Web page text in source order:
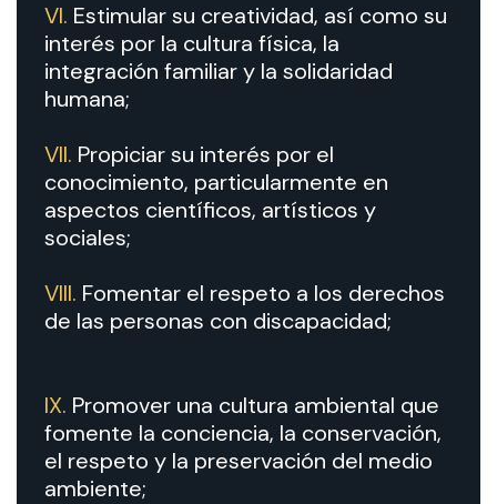
VI. Estimular su creatividad, así como su
interés por la cultura física, la
integración familiar y la solidaridad
humana;
VII. Propiciar su interés por el
conocimiento, particularmente en
aspectos científicos, artísticos y
sociales;
VIII. Fomentar el respeto a los derechos
de las personas con discapacidad;
IX. Promover una cultura ambiental que
fomente la conciencia, la conservación,
el respeto y la preservación del medio
ambiente;